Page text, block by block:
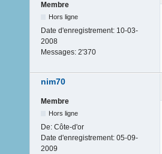
Membre
Hors ligne
Date d'enregistrement: 10-03-
2008
Messages: 2'370
nim70
Membre
Hors ligne
De: Côte-d'or
Date d'enregistrement: 05-09-
2009